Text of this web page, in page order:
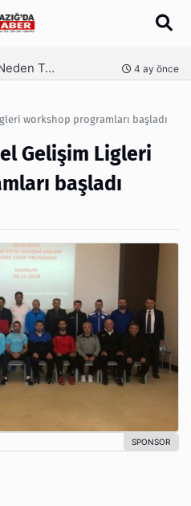
4 ay
workshop programları başladı
Gelişim Ligleri
başladı